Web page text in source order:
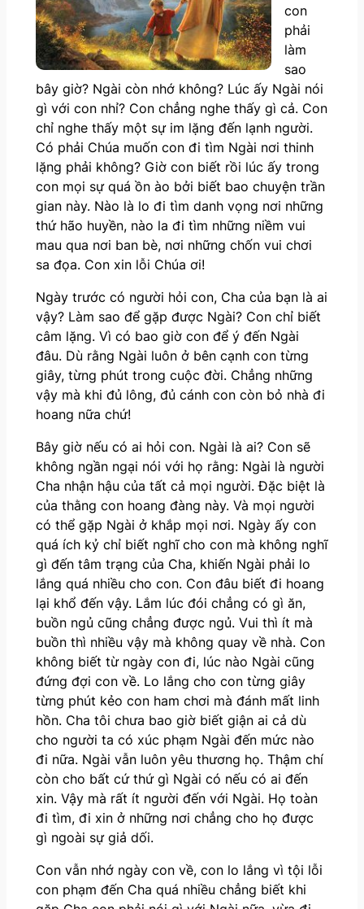
con
phải
làm
sao
bây giờ? Ngài còn nhớ không? Lúc ấy Ngài nói
gì với con nhỉ? Con chẳng nghe thấy gì cả. Con
chỉ nghe thấy một sự im lặng đến lạnh người.
Có phải Chúa muốn con đi tìm Ngài nơi thinh
lặng phải không? Giờ con biết rồi lúc ấy trong
con mọi sự quá ồn ào bởi biết bao chuyện trần
gian này. Nào là lo đi tìm danh vọng nơi những
thứ hão huyền, nào la đi tìm những niềm vui
mau qua nơi ban bè, nơi những chốn vui chơi
sa đọa. Con xin lỗi Chúa ơi!
Ngày trước có người hỏi con, Cha của bạn là ai
vậy? Làm sao để gặp được Ngài? Con chỉ biết
câm lặng. Vì có bao giờ con để ý đến Ngài
đâu. Dù rằng Ngài luôn ở bên cạnh con từng
giây, từng phút trong cuộc đời. Chẳng những
vậy mà khi đủ lông, đủ cánh con còn bỏ nhà đi
hoang nữa chứ!
Bây giờ nếu có ai hỏi con. Ngài là ai? Con sẽ
không ngần ngại nói với họ rằng: Ngài là người
Cha nhận hậu của tất cả mọi người. Đặc biệt là
của thằng con hoang đàng này. Và mọi người
có thể gặp Ngài ở khắp mọi nơi. Ngày ấy con
quá ích kỷ chỉ biết nghĩ cho con mà không nghĩ
gì đến tâm trạng của Cha, khiến Ngài phải lo
lắng quá nhiều cho con. Con đâu biết đi hoang
lại khổ đến vậy. Lắm lúc đói chẳng có gì ăn,
buồn ngủ cũng chẳng được ngủ. Vui thì ít mà
buồn thì nhiều vậy mà không quay về nhà. Con
không biết từ ngày con đi, lúc nào Ngài cũng
đứng đợi con về. Lo lắng cho con từng giây
từng phút kẻo con ham chơi mà đánh mất linh
hồn. Cha tôi chưa bao giờ biết giận ai cả dù
cho người ta có xúc phạm Ngài đến mức nào
đi nữa. Ngài vẫn luôn yêu thương họ. Thậm chí
còn cho bất cứ thứ gì Ngài có nếu có ai đến
xin. Vậy mà rất ít người đến với Ngài. Họ toàn
đi tìm, đi xin ở những nơi chẳng cho họ được
gì ngoài sự giả dối.
Con vẫn nhớ ngày con về, con lo lắng vì tội lỗi
con phạm đến Cha quá nhiều chẳng biết khi